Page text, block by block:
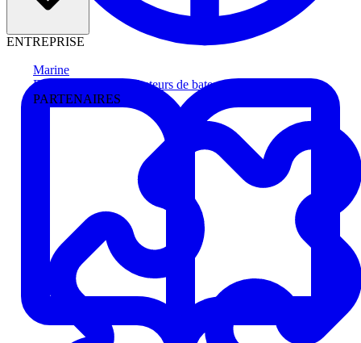
Marine
Faites avancer les acheteurs de bateau
PARTENAIRES
ENTREPRISE